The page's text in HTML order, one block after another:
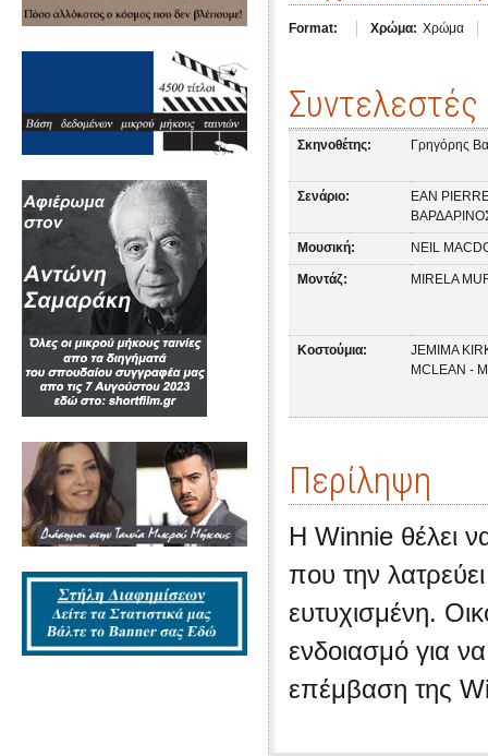
Format: Χρώμα: Χρώμα
Συντελεστές
Σκηνοθέτης: Γρηγόρης
Σενάριο:
EAN
Μουσική: NEIL
Μοντάζ: MIRELA
Κοστούμια:
JEMIMA
MCLEAN -
Περίληψη
Η Winnie θέλει
που την
ευτυχισμένη.
ενδοιασμό για
επέμβαση της